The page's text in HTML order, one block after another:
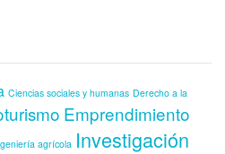
Ciencias sociales y humanas Derecho a la
Emprendimiento
agrícola Investigación